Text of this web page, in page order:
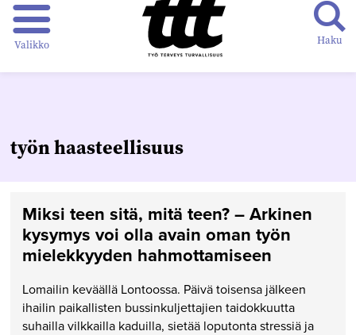
Valikko Haku
työn haasteellisuus
Miksi teen sitä, mitä teen? – Arkinen
kysymys voi olla avain oman työn
mielekkyyden hahmottamiseen
Lomailin keväällä Lontoossa. Päivä toisensa jälkeen
ihailin paikallisten bussinkuljettajien taidokkuutta
suhailla vilkkailla kaduilla, sietää loputonta stressiä ja